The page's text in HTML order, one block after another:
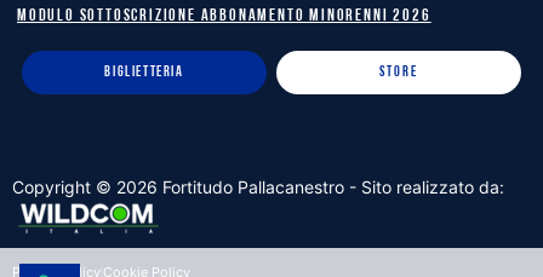
MODULO SOTTOSCRIZIONE ABBONAMENTO MINORENNI 2026
BIGLIETTERIA STORE
Copyright © 2026 Fortitudo Pallacanestro - Sito realizzato da:
Privacy Policy Cookie Policy